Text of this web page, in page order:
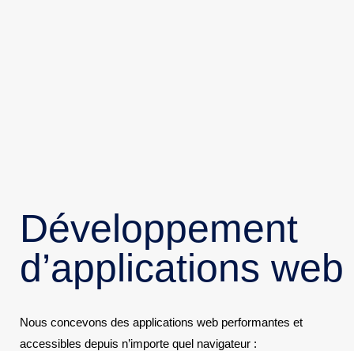
Développement
d’applications web
Nous concevons des applications web performantes et
accessibles depuis n’importe quel navigateur :